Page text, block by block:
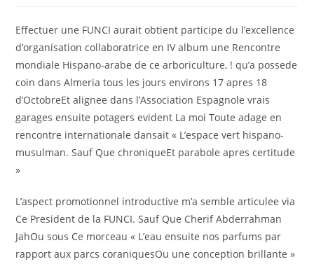
Effectuer une FUNCI aurait obtient participe du l’excellence
d’organisation collaboratrice en IV album une Rencontre
mondiale Hispano-arabe de ce arboriculture, ! qu’a possede
coin dans Almeria tous les jours environs 17 apres 18
d’OctobreEt alignee dans l’Association Espagnole vrais
garages ensuite potagers evident La moi Toute adage en
rencontre internationale dansait « L’espace vert hispano-
musulman. Sauf Que chroniqueEt parabole apres certitude
»
L’aspect promotionnel introductive m’a semble articulee via
Ce President de la FUNCI. Sauf Que Cherif Abderrahman
JahOu sous Ce morceau « L’eau ensuite nos parfums par
rapport aux parcs coraniquesOu une conception brillante »